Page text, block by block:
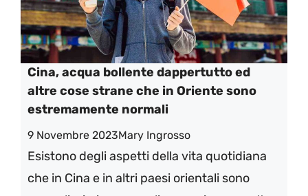
Cina, acqua bollente dappertutto ed
altre cose strane che in Oriente sono
estremamente normali
9 Novembre 2023Mary Ingrosso
Esistono degli aspetti della vita quotidiana
che in Cina e in altri paesi orientali sono